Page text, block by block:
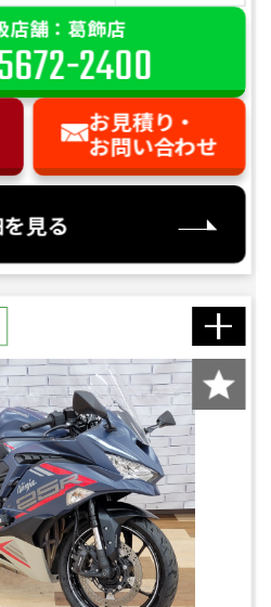
店舗：葛飾店
2400
お見積り・
お問い合わせ
見る